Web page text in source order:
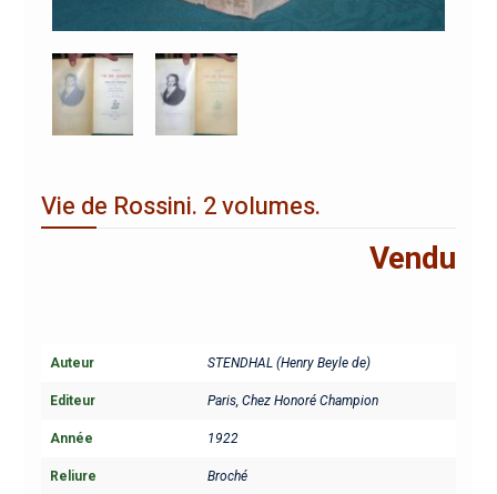
Vie de Rossini. 2 volumes.
Vendu
Auteur STENDHAL (Henry Beyle de)
Editeur Paris, Chez Honoré Champion
Année 1922
Reliure Broché